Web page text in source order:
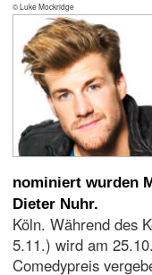
© Luke Mockridge
nominiert wurden
Dieter Nuhr.
Köln. Während des
5.11.) wird am
Comedypreis